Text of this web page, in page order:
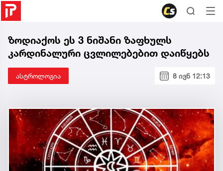
ზოდიაქოს ეს 3 ნიშანი ზაფხულს
კარდინალური ცვლილებებით დაიწყებს
ასტროლოგია 8 ივნ 12:13